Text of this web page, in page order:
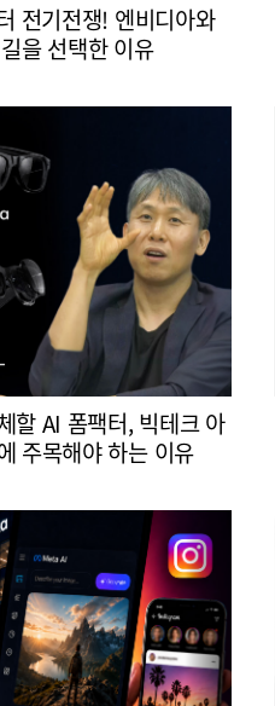
전기전쟁! 엔비디아와
을 선택한 이유
할 AI 폼팩터, 빅테크 아
주목해야 하는 이유